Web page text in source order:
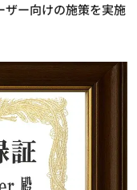
ザー向けの施策を実施